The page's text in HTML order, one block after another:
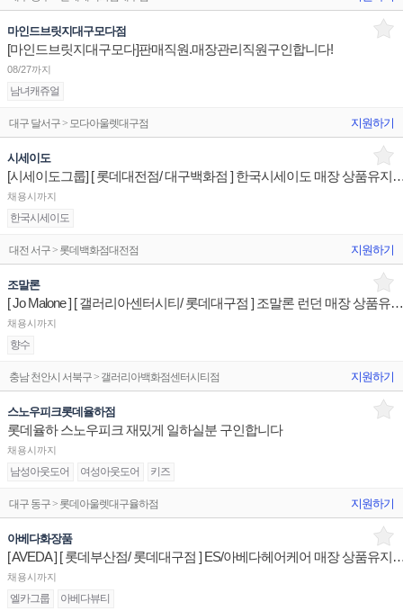
마인드브릿지대구모다점
[마인드브릿지대구모다]판매직원.매장관리직원구인합니다!
08/27까지
남녀캐쥬얼
대구 달서구 > 모다아울렛대구점 지원하기
시세이도
[시세이도그룹] [ 롯데대전점/ 대구백화점 ] 한국
채용시까지
한국시세이도
대전 서구 > 롯데백화점대전점 지원하기
조말론
[ Jo Malone ] [ 갤러리아센터시티/ 롯데대구점 ] 조말론 런던 매장 상품유지 매장판매사원
채용시까지
향수
충남 천안시 서북구 > 갤러리아백화점센터시티점 지원하기
스노우피크롯데율하점
롯데율하 스노우피크 재밌게 일하실분 구인합니다
채용시까지
남성아웃도어 여성아웃도어 키즈
대구 동구 > 롯데아울렛대구율하점 지원하기
아베다화장품
[ AVEDA ] [ 롯데부산점/ 롯데대구점 ] ES/아베다
채용시까지
엘카그룹 아베다뷰티